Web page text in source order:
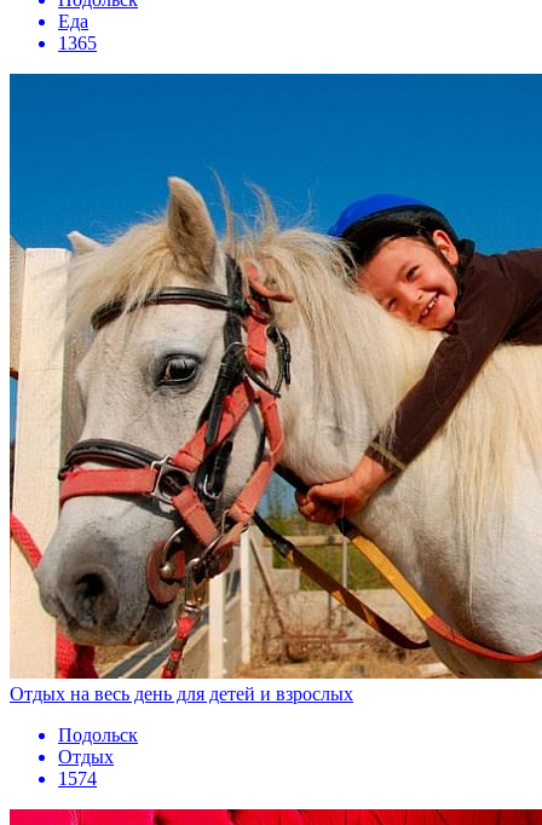
Еда
1365
Отдых на весь день для детей и взрослых
Подольск
Отдых
1574